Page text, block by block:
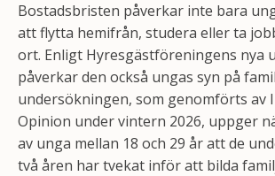
Bostadsbristen påverkar inte bara
att flytta hemifrån, studera eller ta
ort. Enligt Hyresgästföreningens nya
påverkar den också ungas syn på
undersökningen, som genomförts av
Opinion under vintern 2026, uppger
av unga mellan 18 och 29 år att de
två åren har tvekat inför att bilda